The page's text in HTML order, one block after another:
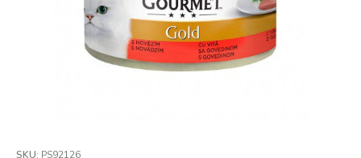
SKU: PS92126